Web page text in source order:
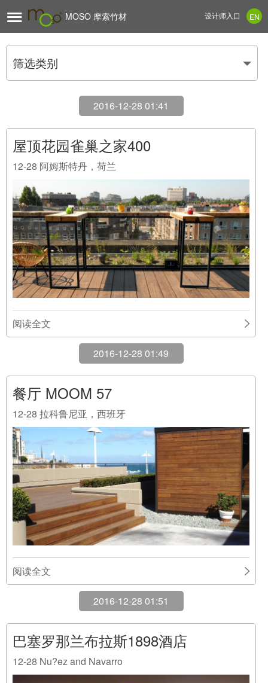
 MOSO 摩索竹材 EN
设计师入口
筛选类别
2016-12-28 01:41
屋顶花园雀巢之家400
12-28 阿姆斯特丹，荷兰
阅读全文
2016-12-28 01:49
餐厅 MOOM 57
12-28 拉科鲁尼亚，西班牙
阅读全文
2016-12-28 01:51
巴塞罗那兰布拉斯1898酒店
12-28 Nu?ez and Navarro